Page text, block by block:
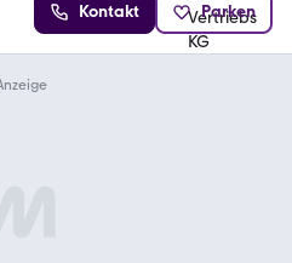
Kontakt Parken